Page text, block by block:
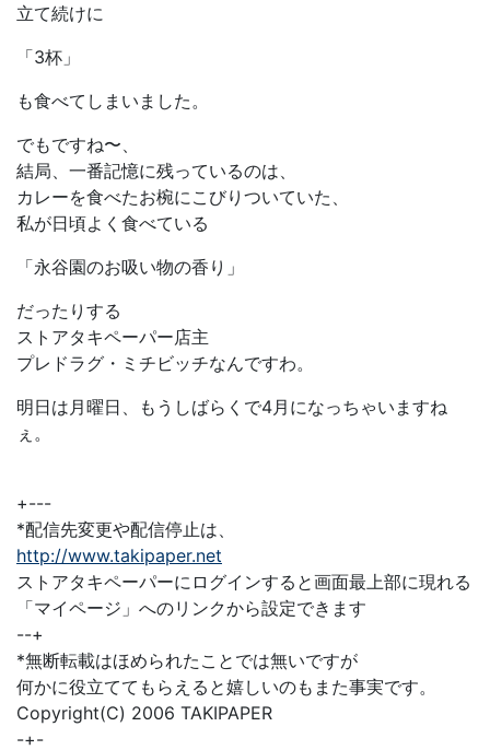
立て続けに
「3杯」
も食べてしまいました。
でもですね〜、
結局、一番記憶に残っているのは、
カレーを食べたお椀にこびりついていた、
私が日頃よく食べている
「永谷園のお吸い物の香り」
だったりする
ストアタキペーパー店主
プレドラグ・ミチビッチなんですわ。
明日は月曜日、もうしばらくで4月になっちゃいますね
ぇ。
+---
*配信先変更や配信停止は、
http://www.takipaper.net
ストアタキペーパーにログインすると画面最上部に現れる
「マイページ」へのリンクから設定できます
--+
*無断転載はほめられたことでは無いですが
何かに役立ててもらえると嬉しいのもまた事実です。
Copyright(C) 2006 TAKIPAPER
-+-